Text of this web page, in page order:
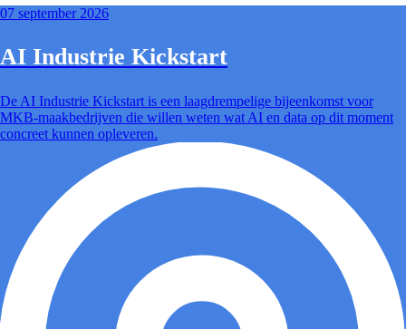
07 september 2026
AI Industrie Kickstart
De AI Industrie Kickstart is een laagdrempelige bijeenkomst voor
MKB-maakbedrijven die willen weten wat AI en data op dit moment
concreet kunnen opleveren.